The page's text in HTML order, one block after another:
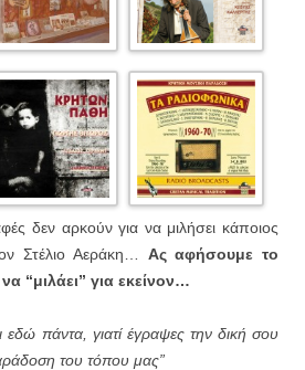
δεν αρκούν για να μιλήσει κάποιος
Στέλιο Αεράκη… Ας αφήσουμε το
“μιλάει” για εκείνον…
εδώ πάντα, γιατί έγραψες την δική σου
του τόπου μας”